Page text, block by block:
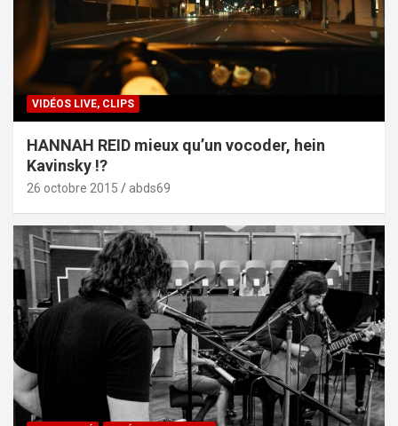
VIDÉOS LIVE, CLIPS
HANNAH REID mieux qu’un vocoder, hein
Kavinsky !?
26 octobre 2015 abds69